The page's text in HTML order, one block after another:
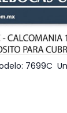
7699C